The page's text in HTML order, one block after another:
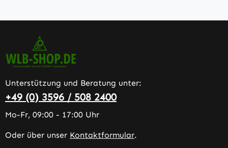
Unterstützung und Beratung unter:
+49 (0) 3596 / 508 2400
Mo-Fr, 09:00 - 17:00 Uhr
Oder über unser Kontaktformular.